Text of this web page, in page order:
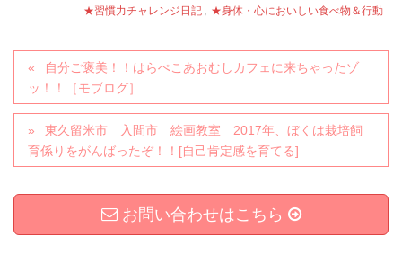
★習慣力チャレンジ日記 , ★身体・心においしい食べ物＆行動
自分ご褒美！！はらぺこあおむしカフェに来ちゃったゾ
ッ！！［モブログ］
東久留米市 入間市 絵画教室 2017年、ぼくは栽培飼
育係りをがんばったぞ！！[自己肯定感を育てる]
お問い合わせはこちら